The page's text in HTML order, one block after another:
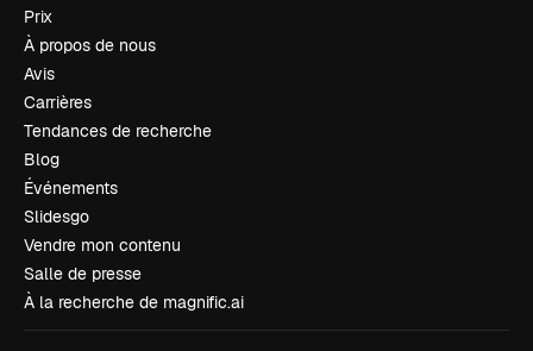
Prix
À propos de nous
Avis
Carrières
Tendances de recherche
Blog
Événements
Slidesgo
Vendre mon contenu
Salle de presse
À la recherche de magnific.ai